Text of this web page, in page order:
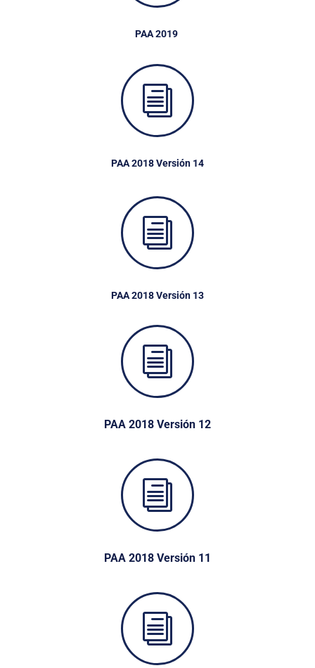
PAA 2019
i
PAA 2018 Versión 14
i
PAA 2018 Versión 13
i
PAA 2018 Versión 12
i
PAA 2018 Versión 11
i